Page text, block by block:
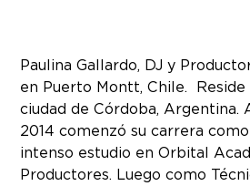
Paulina Gallardo, DJ y
en Puerto Montt, Chile. Reside
ciudad de Córdoba, Argentina.
2014 comenzó su carrera
intenso estudio en Orbital
Productores. Luego como